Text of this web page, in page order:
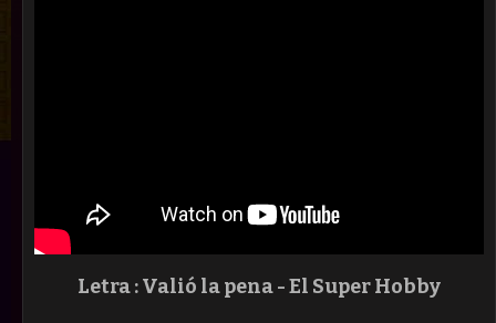
Letra : Valió la pena -El Super Hobby